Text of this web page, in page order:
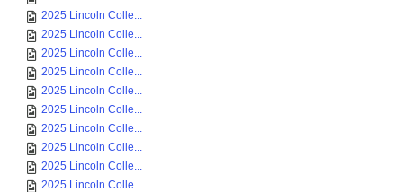
2025 Lincoln Colle...
2025 Lincoln Colle...
2025 Lincoln Colle...
2025 Lincoln Colle...
2025 Lincoln Colle...
2025 Lincoln Colle...
2025 Lincoln Colle...
2025 Lincoln Colle...
2025 Lincoln Colle...
2025 Lincoln Colle...